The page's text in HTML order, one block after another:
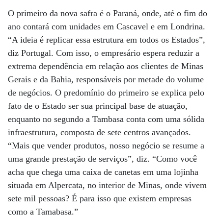
O primeiro da nova safra é o Paraná, onde, até o fim do
ano contará com unidades em Cascavel e em Londrina.
“A ideia é replicar essa estrutura em todos os Estados”,
diz Portugal. Com isso, o empresário espera reduzir a
extrema dependência em relação aos clientes de Minas
Gerais e da Bahia, responsáveis por metade do volume
de negócios. O predomínio do primeiro se explica pelo
fato de o Estado ser sua principal base de atuação,
enquanto no segundo a Tambasa conta com uma sólida
infraestrutura, composta de sete centros avançados.
“Mais que vender produtos, nosso negócio se resume a
uma grande prestação de serviços”, diz. “Como você
acha que chega uma caixa de canetas em uma lojinha
situada em Alpercata, no interior de Minas, onde vivem
sete mil pessoas? É para isso que existem empresas
como a Tamabasa.”